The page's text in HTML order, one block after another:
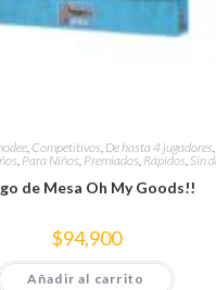
, Competitivos, De hasta 4 jugadores,
, Para Niños, Premiados, Rápidos, Sin
de Mesa Oh My Goods!!
$94,900
Añadir al carrito